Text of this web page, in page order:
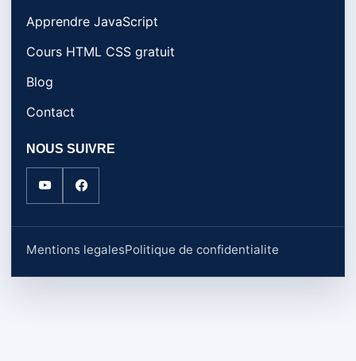
Apprendre JavaScript
Cours HTML CSS gratuit
Blog
Contact
NOUS SUIVRE
Mentions legalesPolitique de confidentialite